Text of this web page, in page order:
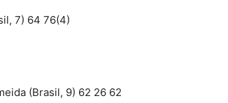
7) 64 76(4)
(Brasil, 9) 62 26 62